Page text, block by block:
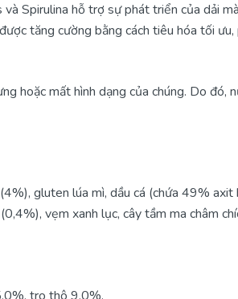
Spirulina hỗ trợ sự phát triển của dải
tăng cường bằng cách tiêu hóa tối
hoặc mất hình dạng của chúng. Do đó,
gluten lúa mì, dầu cá (chứa 49%
vẹm xanh lục, cây tầm ma châm